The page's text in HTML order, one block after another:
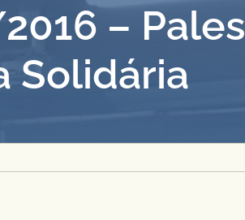
–
Solidária